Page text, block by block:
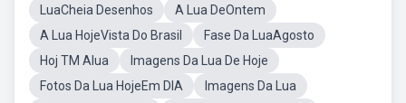
LuaCheia Desenhos
A Lua DeOntem
A Lua HojeVista Do Brasil
Fase Da LuaAgosto
Hoj TM Alua
Imagens Da Lua De Hoje
Fotos Da Lua HojeEm DIA
Imagens Da Lua